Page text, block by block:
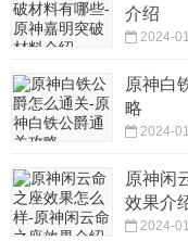
介绍
2024-
原神白
略
2024-
原神闲
效果介
2024-